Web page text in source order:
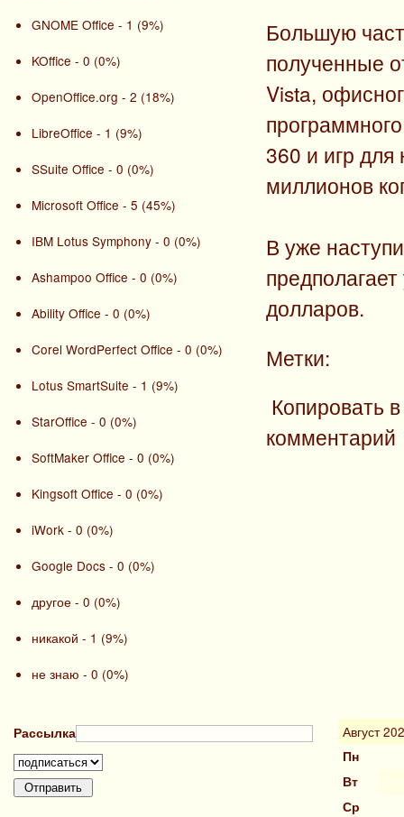
GNOME Office - 1 (9%)
KOffice - 0 (0%)
OpenOffice.org - 2 (18%)
LibreOffice - 1 (9%)
SSuite Office - 0 (0%)
Microsoft Office - 5 (45%)
IBM Lotus Symphony - 0 (0%)
Ashampoo Office - 0 (0%)
Ability Office - 0 (0%)
Corel WordPerfect Office - 0 (0%)
Lotus SmartSuite - 1 (9%)
StarOffice - 0 (0%)
SoftMaker Office - 0 (0%)
Kingsoft Office - 0 (0%)
iWork - 0 (0%)
Google Docs - 0 (0%)
другое - 0 (0%)
никакой - 1 (9%)
не знаю - 0 (0%)
Большую
полученные
Vista,
360 и игр
миллионов
В уже
долларов.
Метки:
Копировать
комментарий
Рассылка Август
Пн
Вт
Ср